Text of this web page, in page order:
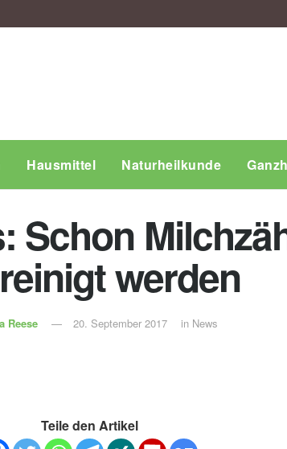
Hausmittel Naturheilkunde
Schon
werden
Reese 20. September 2017 in News
Teile den Artikel